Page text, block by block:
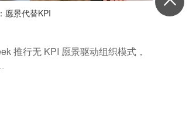
愿景代替KPI
推行无 KPI 愿景驱动组织模式，